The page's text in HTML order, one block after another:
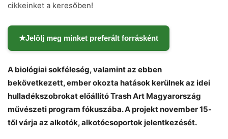
cikkeinket a keresőben!
★Jelölj meg minket preferált forrásként
A biológiai sokféleség, valamint az ebben
bekövetkezett, ember okozta hatások kerülnek az idei
hulladékszobrokat előállító Trash Art Magyarország
művészeti program fókuszába. A projekt november 15-
től várja az alkotók, alkotócsoportok jelentkezését.